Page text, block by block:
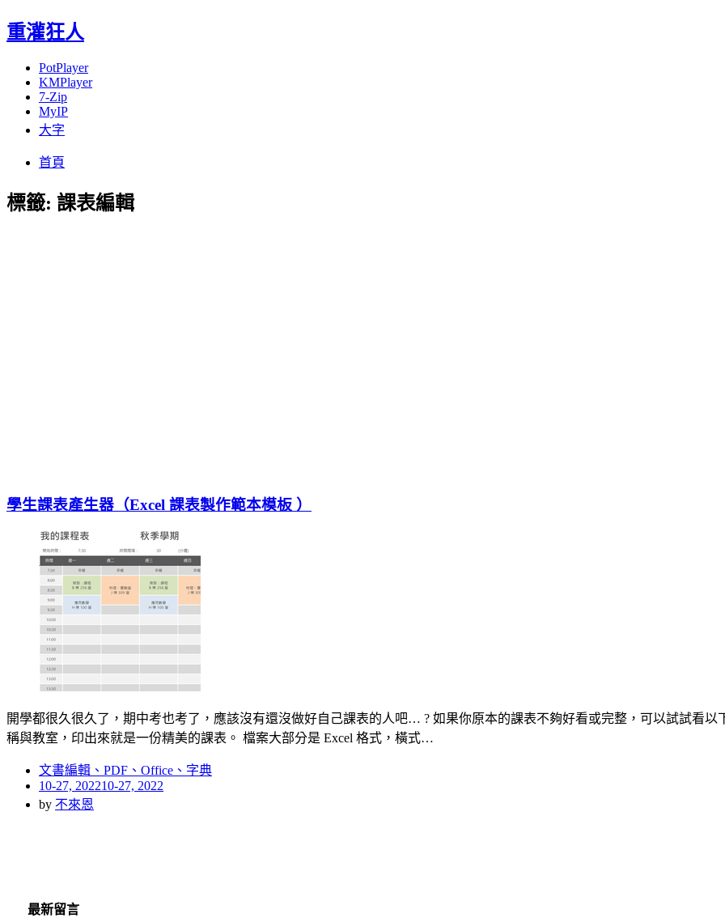
重灌狂人
PotPlayer
KMPlayer
7-Zip
MyIP
大字
首頁
標籤: 課表編輯
學生課表產生器（Excel 課表製作範本模板 ）
開學都很久很久了，期中考也考了，應該沒有還沒做好自己課表的人吧… ? 如果你原本的課表不夠好看或完整，可以試試看
稱與教室，印出來就是一份精美的課表。 檔案大部分是 Excel 格式，橫式…
文書編輯、PDF、Office、字典
Posted
on
10-27, 202210-27, 2022
by 不來恩
最新留言